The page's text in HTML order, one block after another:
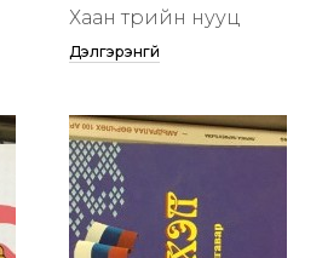
Хаан төрийн нууц
Дэлгэрэнгүй